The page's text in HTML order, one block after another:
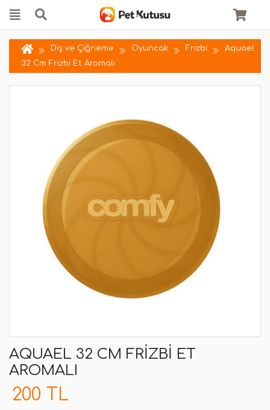
Diş ve Çiğneme Oyuncak Frizbi
Aquael
32 Cm Frizbi Et Aromalı
AQUAEL 32 CM FRIZBI ET
AROMALI
200 TL